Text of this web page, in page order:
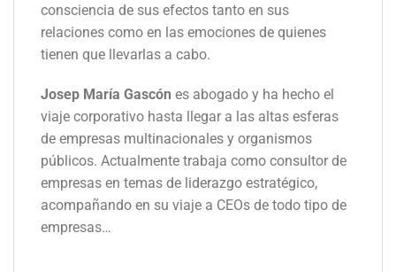
consciencia de sus efectos tanto en sus
relaciones como en las emociones de quienes
tienen que llevarlas a cabo.
Josep María Gascón es abogado y ha hecho el
viaje corporativo hasta llegar a las altas esferas
de empresas multinacionales y organismos
públicos. Actualmente trabaja como consultor de
empresas en temas de liderazgo estratégico,
acompañando en su viaje a CEOs de todo tipo de
empresas…